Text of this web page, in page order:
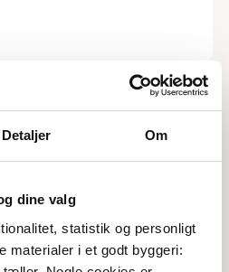
Detaljer Om
dine valg
statistik og personligt
materialer i et godt byggeri: